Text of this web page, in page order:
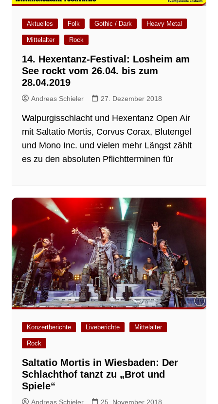
Aktuelles Folk Gothic / Dark Heavy Metal
Mittelalter Rock
14. Hexentanz-Festival: Losheim am
See rockt vom 26.04. bis zum
28.04.2019
Andreas Schieler 27. Dezember 2018
Walpurgisschlacht und Hexentanz Open Air
mit Saltatio Mortis, Corvus Corax, Blutengel
und Mono Inc. und vielen mehr Längst zählt
es zu den absoluten Pflichtterminen für
Konzertberichte Liveberichte Mittelalter
Rock
Saltatio Mortis in Wiesbaden: Der
Schlachthof tanzt zu „Brot und
Spiele“
Andreas Schieler 25. November 2018